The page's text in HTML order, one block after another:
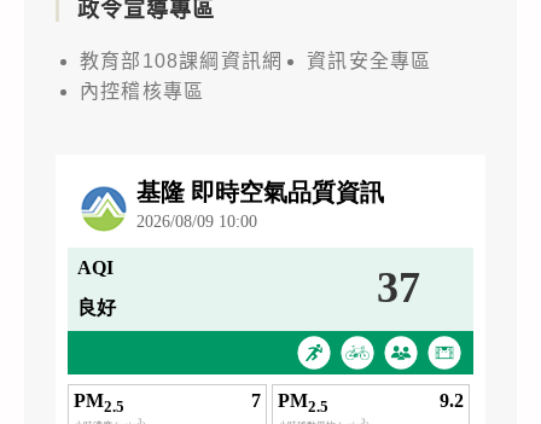
政令宣導專區
教育部108課綱資訊網
資訊安全專區
內控稽核專區